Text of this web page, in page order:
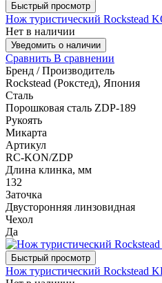
Быстрый просмотр
Нож туристический Rockstead
Нет в наличии
Уведомить о наличии
Сравнить В сравнении
Бренд / Производитель
Rockstead (Рокстед), Япония
Сталь
Порошковая сталь ZDP-189
Рукоять
Микарта
Артикул
RC-KON/ZDP
Длина клинка, мм
132
Заточка
Двусторонняя линзовидная
Чехол
Да
Быстрый просмотр
Нож туристический Rockstead